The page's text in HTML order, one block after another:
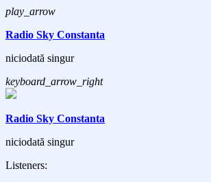
play_arrow
Radio Sky Constanta
niciodată singur
keyboard_arrow_right
Radio Sky Constanta
niciodată singur
Listeners: